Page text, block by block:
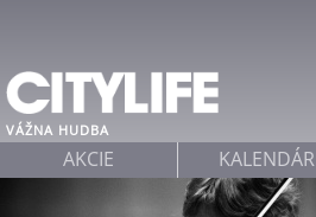
VÁŽNA HUDBA
AKCIE KALENDÁR